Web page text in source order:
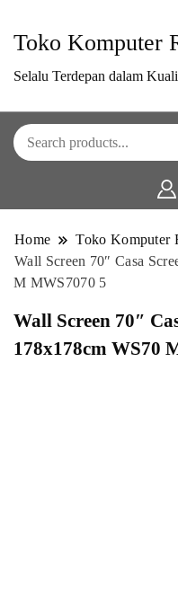
Toko Komputer
Selalu Terdepan dalam
Home Toko Komputer
Wall Screen 70″ Casa
M MWS7070 5
Wall Screen 70″
178x178cm WS70